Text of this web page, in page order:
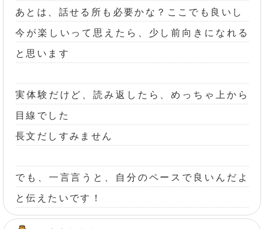
あとは、話せる所も必要かな？ここでも良いし
今が楽しいって思えたら、少し前向きになれる
と思います
実体験だけど、読み返したら、めっちゃ上から
目線でした
長文だしすみません
でも、一言言うと、自分のペースで良いんだよ
と伝えたいです！